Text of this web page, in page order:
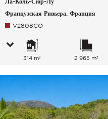
Французская Ривьера, Франция
V2808CO
314 m² 2 965 m²